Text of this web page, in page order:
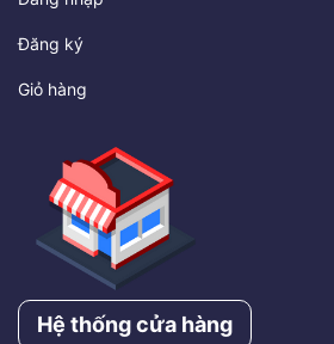
Đăng ký
Giỏ hàng
Hệ thống cửa hàng